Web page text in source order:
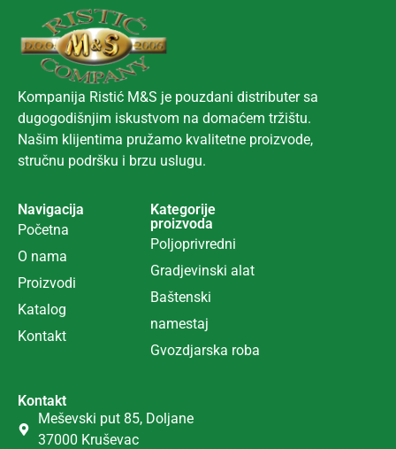
Kompanija Ristić M&S je pouzdani distributer sa
dugogodišnjim iskustvom na domaćem tržištu.
Našim klijentima pružamo kvalitetne proizvode,
stručnu podršku i brzu uslugu.
Navigacija
Početna
O nama
Proizvodi
Katalog
Kontakt
Kategorije
proizvoda
Poljoprivredni
Gradjevinski alat
Baštenski
namestaj
Gvozdjarska roba
Kontakt
Meševski put 85, Doljane
37000 Kruševac